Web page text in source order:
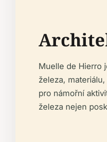
Muelle de Hierro
železa,
pro námořní
železa nejen